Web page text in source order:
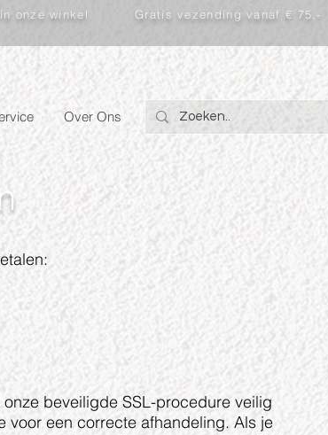
onze winkel Gratis vezending vanaf € 75,-
Over Ons
beveiligde SSL-procedure veilig
voor een correcte afhandeling. Als je